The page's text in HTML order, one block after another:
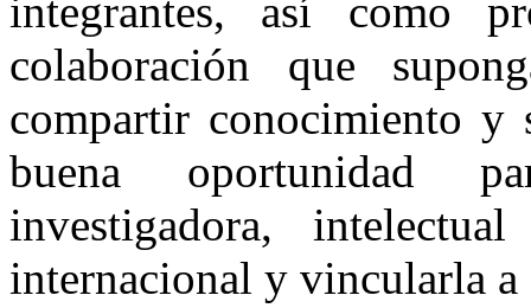
integrantes, así como
colaboración que
compartir conocimiento y
buena oportunidad
investigadora,
internacional y vincularla a